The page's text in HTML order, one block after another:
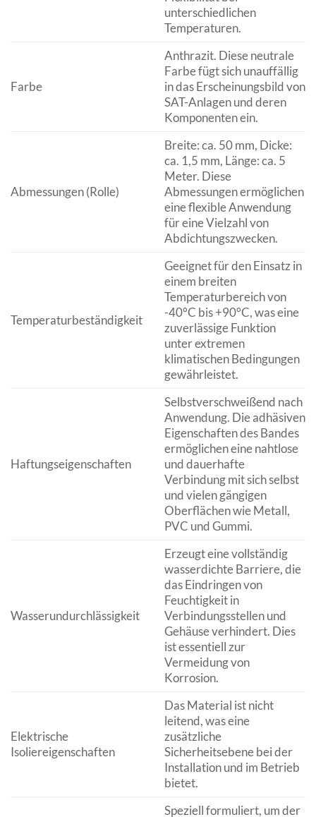
unterschiedlichen
Temperaturen.
Farbe
Anthrazit. Diese neutrale
Farbe fügt sich unauffällig
in das Erscheinungsbild von
SAT-Anlagen und deren
Komponenten ein.
Abmessungen (Rolle)
Breite: ca. 50 mm, Dicke:
ca. 1,5 mm, Länge: ca. 5
Meter. Diese
Abmessungen ermöglichen
eine flexible Anwendung
für eine Vielzahl von
Abdichtungszwecken.
Temperaturbeständigkeit
Geeignet für den Einsatz in
einem breiten
Temperaturbereich von
-40°C bis +90°C, was eine
zuverlässige Funktion
unter extremen
klimatischen Bedingungen
gewährleistet.
Haftungseigenschaften
Selbstverschweißend nach
Anwendung. Die adhäsiven
Eigenschaften des Bandes
ermöglichen eine nahtlose
und dauerhafte
Verbindung mit sich selbst
und vielen gängigen
Oberflächen wie Metall,
PVC und Gummi.
Wasserundurchlässigkeit
Erzeugt eine vollständig
wasserdichte Barriere, die
das Eindringen von
Feuchtigkeit in
Verbindungsstellen und
Gehäuse verhindert. Dies
ist essentiell zur
Vermeidung von
Korrosion.
Elektrische
Isoliereigenschaften
Das Material ist nicht
leitend, was eine
zusätzliche
Sicherheitsebene bei der
Installation und im Betrieb
bietet.
Speziell formuliert, um der